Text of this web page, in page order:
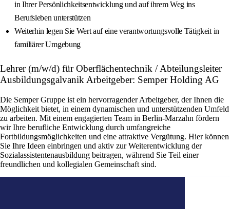
in Ihrer Persönlichkeitsentwicklung und auf ihrem Weg ins
Berufsleben unterstützen
Weiterhin legen Sie Wert auf eine verantwortungsvolle Tätigkeit in
familiärer Umgebung
Lehrer (m/w/d) für Oberflächentechnik / Abteilungsleiter
Ausbildungsgalvanik Arbeitgeber: Semper Holding AG
Die Semper Gruppe ist ein hervorragender Arbeitgeber, der Ihnen die
Möglichkeit bietet, in einem dynamischen und unterstützenden Umfeld
zu arbeiten. Mit einem engagierten Team in Berlin-Marzahn fördern
wir Ihre berufliche Entwicklung durch umfangreiche
Fortbildungsmöglichkeiten und eine attraktive Vergütung. Hier können
Sie Ihre Ideen einbringen und aktiv zur Weiterentwicklung der
Sozialassistentenausbildung beitragen, während Sie Teil einer
freundlichen und kollegialen Gemeinschaft sind.